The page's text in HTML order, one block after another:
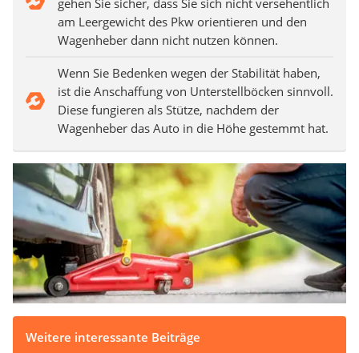
gehen Sie sicher, dass Sie sich nicht versehentlich
am Leergewicht des Pkw orientieren und den
Wagenheber dann nicht nutzen können.
Wenn Sie Bedenken wegen der Stabilität haben,
ist die Anschaffung von Unterstellböcken sinnvoll.
Diese fungieren als Stütze, nachdem der
Wagenheber das Auto in die Höhe gestemmt hat.
Weitere interessante Beiträge